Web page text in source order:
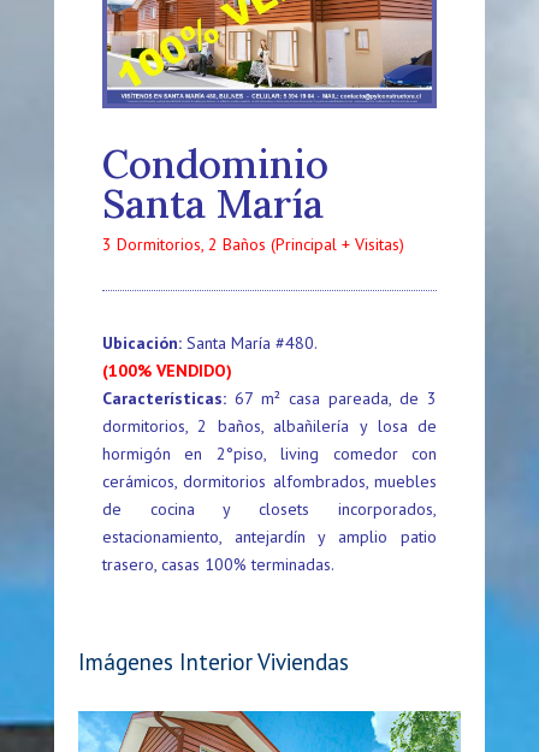
Condominio
Santa María
3 Dormitorios, 2 Baños (Principal + Visitas)
Ubicación:Santa María #480.
(100% VENDIDO)
Características:67 m² casa pareada, de 3
dormitorios, 2 baños, albañilería y losa de
hormigón en 2°piso, living comedor con
cerámicos, dormitorios alfombrados, muebles
de cocina y closets incorporados,
estacionamiento, antejardín y amplio patio
trasero, casas 100% terminadas.
Imágenes Interior Viviendas